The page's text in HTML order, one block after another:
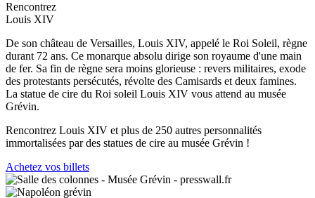
Rencontrez
Louis XIV
De son château de Versailles, Louis XIV, appelé le Roi Soleil, règne
durant 72 ans. Ce monarque absolu dirige son royaume d'une main
de fer. Sa fin de règne sera moins glorieuse : revers militaires, exode
des protestants persécutés, révolte des Camisards et deux famines.
La statue de cire du Roi soleil Louis XIV vous attend au musée
Grévin.
Rencontrez Louis XIV et plus de 250 autres personnalités
immortalisées par des statues de cire au musée Grévin !
Achetez vos billets